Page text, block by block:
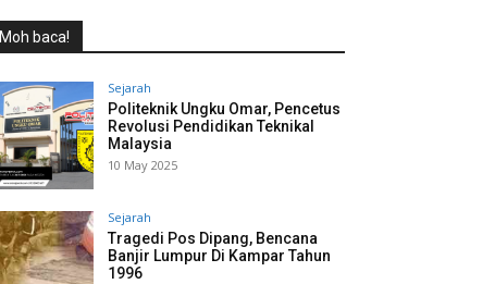
Moh baca!
Sejarah
Politeknik Ungku Omar, Pencetus
Revolusi Pendidikan Teknikal
Malaysia
10 May 2025
Sejarah
Tragedi Pos Dipang, Bencana
Banjir Lumpur Di Kampar Tahun
1996